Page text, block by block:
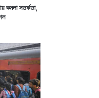
কমলা সতর্কতা,